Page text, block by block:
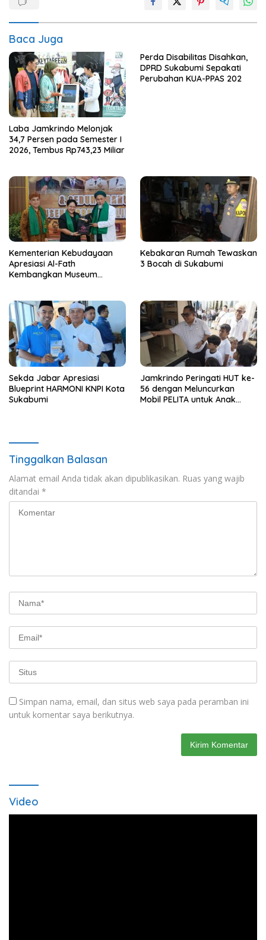
Baca Juga
Laba Jamkrindo Melonjak
34,7 Persen pada Semester I
2026, Tembus Rp743,23 Miliar
Perda Disabilitas Disahkan,
DPRD Sukabumi Sepakati
Perubahan KUA-PPAS 202
Kementerian Kebudayaan
Apresiasi Al-Fath
Kembangkan Museum
Kebakaran Rumah Tewaskan
3 Bocah di Sukabumi
Sekda Jabar Apresiasi
Blueprint HARMONI KNPI Kota
Sukabumi
Jamkrindo Peringati HUT ke-
56 dengan Meluncurkan
Mobil PELITA untuk Anak
Tinggalkan Balasan
Alamat email Anda tidak akan dipublikasikan. Ruas yang wajib
ditandai *
Simpan nama, email, dan situs web saya pada peramban ini
untuk komentar saya berikutnya.
Video